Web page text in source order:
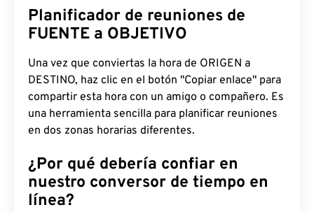
Planificador de reuniones de
FUENTE a OBJETIVO
Una vez que conviertas la hora de ORIGEN a
DESTINO, haz clic en el botón "Copiar enlace" para
compartir esta hora con un amigo o compañero. Es
una herramienta sencilla para planificar reuniones
en dos zonas horarias diferentes.
¿Por qué debería confiar en
nuestro conversor de tiempo en
línea?